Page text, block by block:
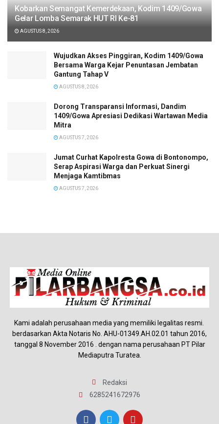
Kobarkan Semangat Kemerdekaan, Kodim 1409/Gowa
Gelar Lomba Semarak HUT RI Ke-81
AGUSTUS 8, 2026
Wujudkan Akses Pinggiran, Kodim 1409/Gowa
Bersama Warga Kejar Penuntasan Jembatan
Gantung Tahap V
AGUSTUS 8, 2026
Dorong Transparansi Informasi, Dandim
1409/Gowa Apresiasi Dedikasi Wartawan Media
Mitra
AGUSTUS 7, 2026
Jumat Curhat Kapolresta Gowa di Bontonompo,
Serap Aspirasi Warga dan Perkuat Sinergi
Menjaga Kamtibmas
AGUSTUS 7, 2026
Kami adalah perusahaan media yang memiliki legalitas resmi.
berdasarkan Akta Notaris No. AHU-01349.AH.02.01 tahun 2016,
tanggal 8 November 2016 . dengan nama perusahaan PT Pilar
Mediaputra Turatea.
Redaksi
6285241672976